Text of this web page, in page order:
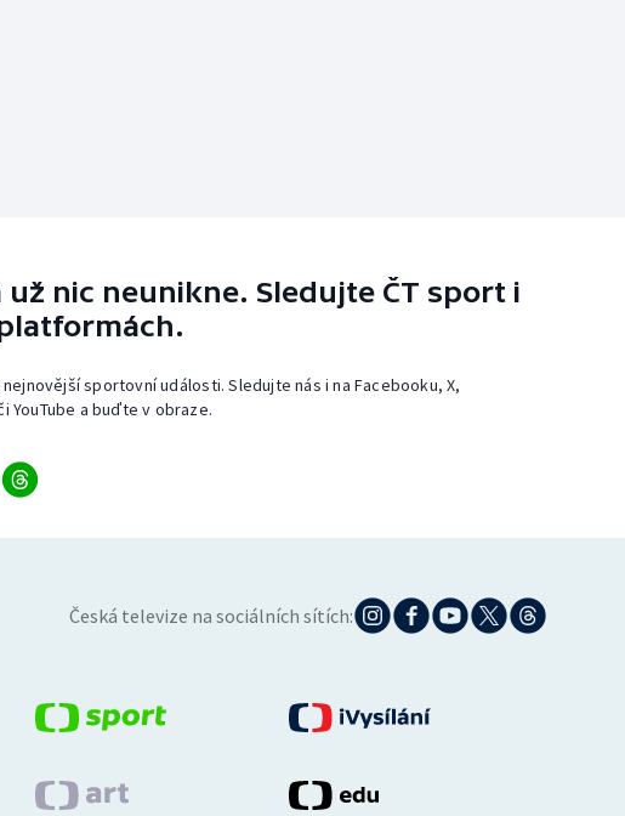
nic neunikne. Sledujte ČT sport i
sportovní události. Sledujte nás i na Facebooku, X,
YouTube a buďte v obraze.
Česká televize na sociálních sítích: